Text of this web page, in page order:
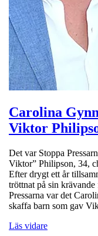
Carolina
Viktor
Det var Stoppa
Viktor” Philipson, 34,
Efter drygt ett år
tröttnat på sin
Pressarna var det
skaffa barn som gav
Läs vidare